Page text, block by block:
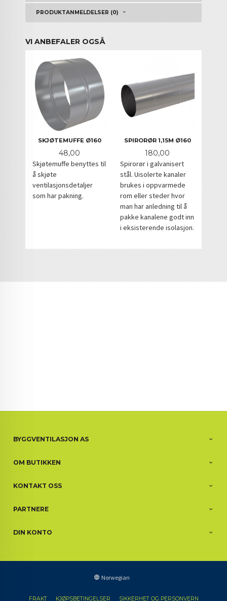
PRODUKTANMELDELSER (0)
VI ANBEFALER OGSÅ
SKJØTEMUFFE Ø160
Pris
48,00
Skjøtemuffe benyttes til
å skjøte
ventilasjonsdetaljer
som har pakning.
SPIRORØR 1,15M Ø160
Pris
180,00
Spirorør i galvanisert
stål. Uisolerte kanaler
brukes i oppvarmede
rom eller steder hvor
man har anledning til å
pakke kanalene godt inn
i eksisterende isolasjon.
BYGGVENTILASJON AS
OM BUTIKKEN
KONTAKT OSS
PARTNERE
DIN KONTO
Norwegian
FRAKT KJØPSBETINGELSER SIKKERHET OG PERSONVERN